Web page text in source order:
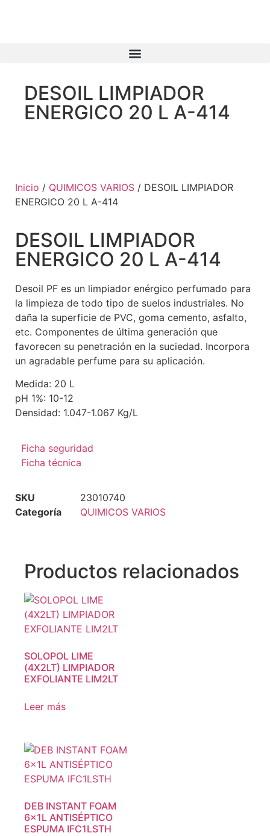
DESOIL LIMPIADOR
ENERGICO 20 L A-414
Inicio / QUIMICOS VARIOS / DESOIL LIMPIADOR
ENERGICO 20 L A-414
DESOIL LIMPIADOR
ENERGICO 20 L A-414
Desoil PF es un limpiador enérgico perfumado para
la limpieza de todo tipo de suelos industriales. No
daña la superficie de PVC, goma cemento, asfalto,
etc. Componentes de última generación que
favorecen su penetración en la suciedad. Incorpora
un agradable perfume para su aplicación.
Medida: 20 L
pH 1%: 10-12
Densidad: 1.047-1.067 Kg/L
Ficha seguridad
Ficha técnica
SKU
23010740
Categoría
QUIMICOS VARIOS
Productos relacionados
SOLOPOL LIME
(4X2LT) LIMPIADOR
EXFOLIANTE LIM2LT
Leer más
DEB INSTANT FOAM
6x1L ANTISÉPTICO
ESPUMA IFC1LSTH